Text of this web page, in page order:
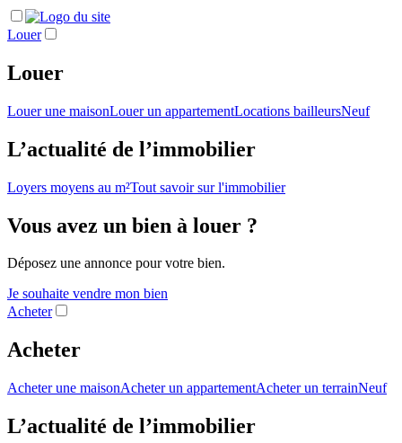
Louer
Louer
Louer une maisonLouer un appartementLocations bailleursNeuf
L’actualité de l’immobilier
Loyers moyens au m²Tout savoir sur l'immobilier
Vous avez un bien à louer ?
Déposez une annonce pour votre bien.
Je souhaite vendre mon bien
Acheter
Acheter
Acheter une maisonAcheter un appartementAcheter un terrainNeuf
L’actualité de l’immobilier